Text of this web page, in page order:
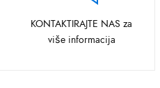
KONTAKTIRAJTE NAS za
više informacija